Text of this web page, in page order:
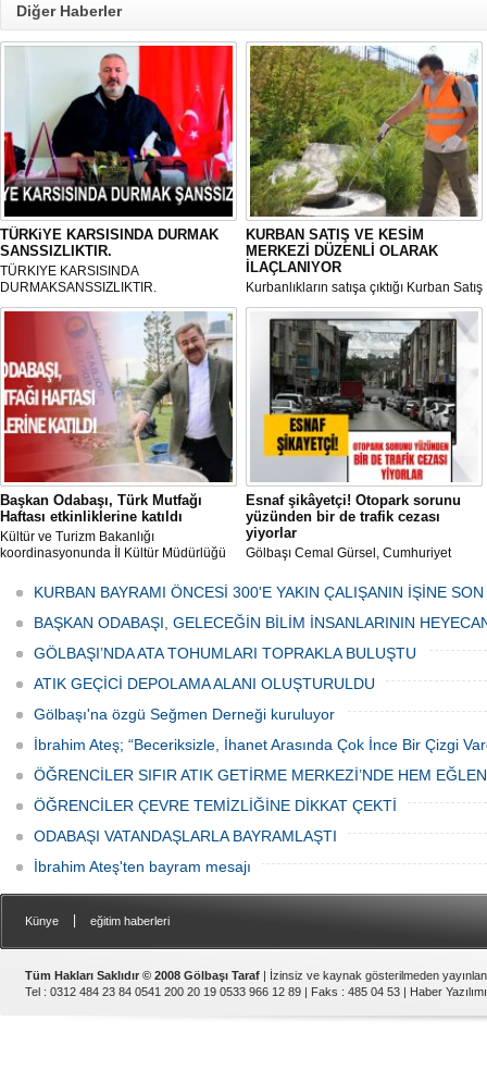
Diğer Haberler
TÜRKiYE KARSISINDA DURMAK
SANSSIZLIKTIR.
TÜRKIYE KARSISINDA
DURMAKSANSSIZLIKTIR.
KURBAN SATIŞ VE KESİM
MERKEZİ DÜZENLİ OLARAK
İLAÇLANIYOR
Kurbanlıkların satışa çıktığı Kurban Satış
ve Kesim Merkezi, haşere ve
mikropların önüne geçilmesi amacıyla
her gün Gölbaşı Belediyesi ekipleri
tarafından düzenli olarak ilaçlanıyor.
Başkan Odabaşı, Türk Mutfağı
Haftası etkinliklerine katıldı
Kültür ve Turizm Bakanlığı
koordinasyonunda İl Kültür Müdürlüğü
Haftası" etkinlikleri Ankara'da devam
ediyor.
Esnaf şikâyetçi! Otopark sorunu
yüzünden bir de trafik cezası
yiyorlar
Gölbaşı Cemal Gürsel, Cumhuriyet
bulunan esnaf ve alışverişe gelen
vatandaşlar park cezaları yüzünden
canından bezdi.
KURBAN BAYRAMI ÖNCESİ 300'E YAKIN ÇALIŞANIN İŞİNE
BAŞKAN ODABAŞI, GELECEĞİN BİLİM İNSANLARININ
GÖLBAŞI’NDA ATA TOHUMLARI TOPRAKLA BULUŞTU
ATIK GEÇİCİ DEPOLAMA ALANI OLUŞTURULDU
Gölbaşı'na özgü Seğmen Derneği kuruluyor
İbrahim Ateş; “Beceriksizle, İhanet Arasında Çok İnce Bir Çizgi
ÖĞRENCİLER SIFIR ATIK GETİRME MERKEZİ’NDE HEM
ÖĞRENCİLER ÇEVRE TEMİZLİĞİNE DİKKAT ÇEKTİ
ODABAŞI VATANDAŞLARLA BAYRAMLAŞTI
İbrahim Ateş'ten bayram mesajı
Künye eğitim haberleri
Tüm Hakları Saklıdır © 2008 Gölbaşı Taraf | İzinsiz ve kaynak gösterilmeden
Tel : 0312 484 23 84 0541 200 20 19 0533 966 12 89 | Faks : 485 04 53 | Haber Yazılımı